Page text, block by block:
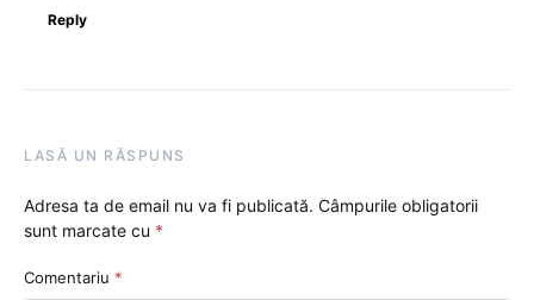
Reply
LASĂ UN RĂSPUNS
Adresa ta de email nu va fi publicată. Câmpurile obligatorii
sunt marcate cu *
Comentariu *